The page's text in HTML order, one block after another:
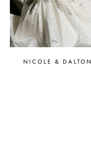
NICOLE & DALTON